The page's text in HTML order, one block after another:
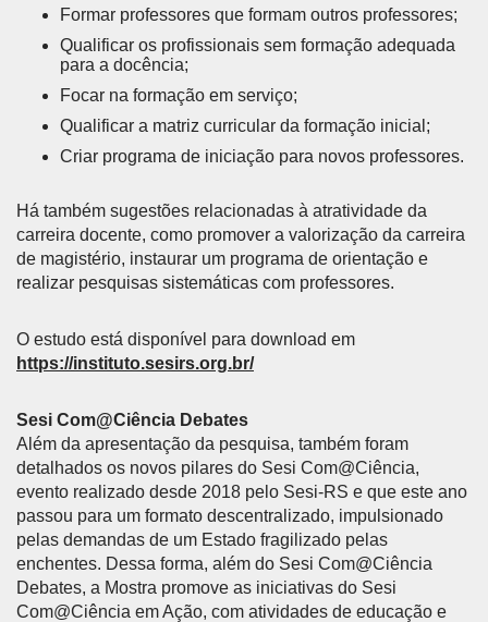
Formar professores que formam outros professores;
Qualificar os profissionais sem formação adequada
para a docência;
Focar na formação em serviço;
Qualificar a matriz curricular da formação inicial;
Criar programa de iniciação para novos professores.
Há também sugestões relacionadas à atratividade da
carreira docente, como promover a valorização da carreira
de magistério, instaurar um programa de orientação e
realizar pesquisas sistemáticas com professores.
O estudo está disponível para download em
https://instituto.sesirs.org.br/
Sesi Com@Ciência Debates
Além da apresentação da pesquisa, também foram
detalhados os novos pilares do Sesi Com@Ciência,
evento realizado desde 2018 pelo Sesi-RS e que este ano
passou para um formato descentralizado, impulsionado
pelas demandas de um Estado fragilizado pelas
enchentes. Dessa forma, além do Sesi Com@Ciência
Debates, a Mostra promove as iniciativas do Sesi
Com@Ciência em Ação, com atividades de educação e